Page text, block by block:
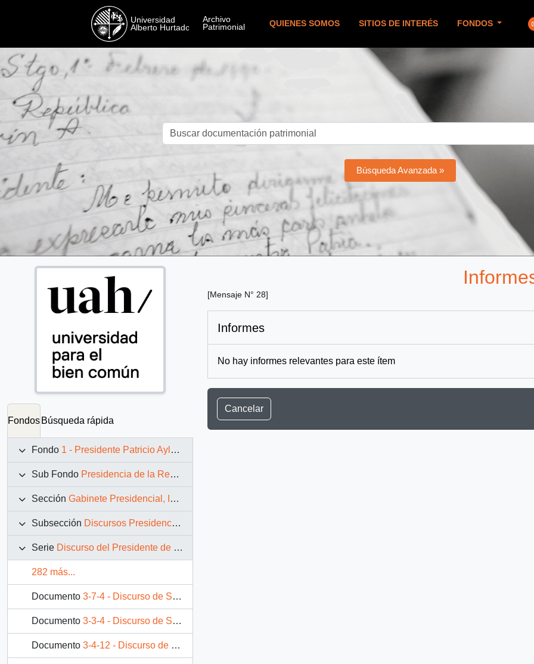
QUIENES SOMOS SITIOS DE INTERÉS FONDOS
Búsqueda Avanzada »
Fondos Búsqueda rápida
Fondo 1 - Presidente Patricio Aylwin Azócar (1990-1994)
Sub Fondo Presidencia de la República (11 marzo 1990 – 11 marzo 1994)
Sección Gabinete Presidencial, Instituciones y Servicios
Subsección Discursos Presidenciales
Serie Discurso del Presidente de la República
282 más...
Documento 3-7-4 - Discurso de S.E El Presidente de la República. D. Patricio Aylwin Azócar, en encuentro de prersidentes nacionales de centros abiertos - Integra
Documento 3-3-4 - Discurso de S.E el presidente de la República, Don Patricio Aylwin Azócar, ante el council on foregin relations de Chicago
Documento 3-4-12 - Discurso de S.E el presidente de la república, Don Patricio Aylwin Azócar, al condecorar con la gran cruz de la orden al mérito de Chile, al primer ministro de Suecia, Don Carl Bildt
[Mensaje N° 28]
Informes
No hay informes relevantes para este ítem
Cancelar